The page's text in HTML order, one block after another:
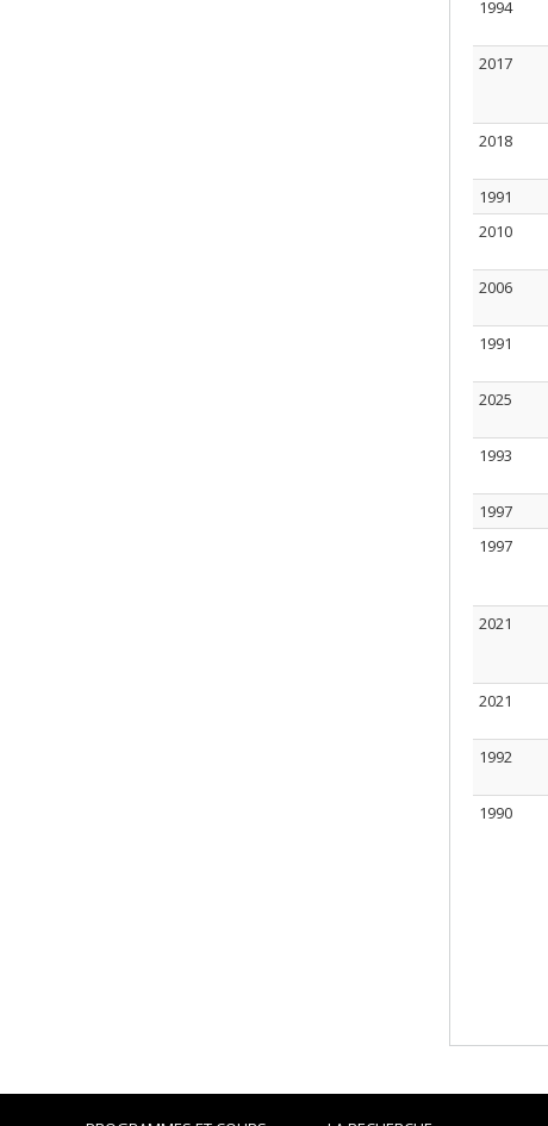
1994
2017
2018
1991
2010
2006
1991
2025
1993
1997
1997
2021
2021
1992
1990